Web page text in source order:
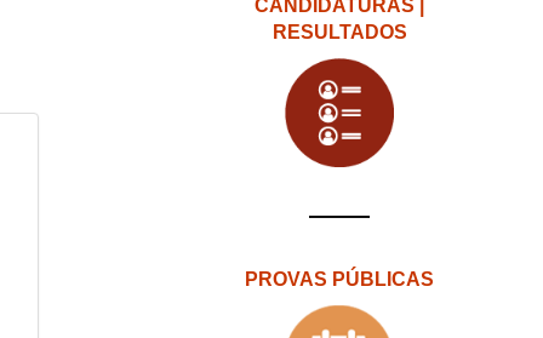
CANDIDATURAS |
RESULTADOS
PROVAS PÚBLICAS